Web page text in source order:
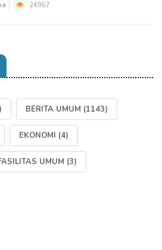
24967
BERITA UMUM (1143)
EKONOMI (4)
UMUM (3)